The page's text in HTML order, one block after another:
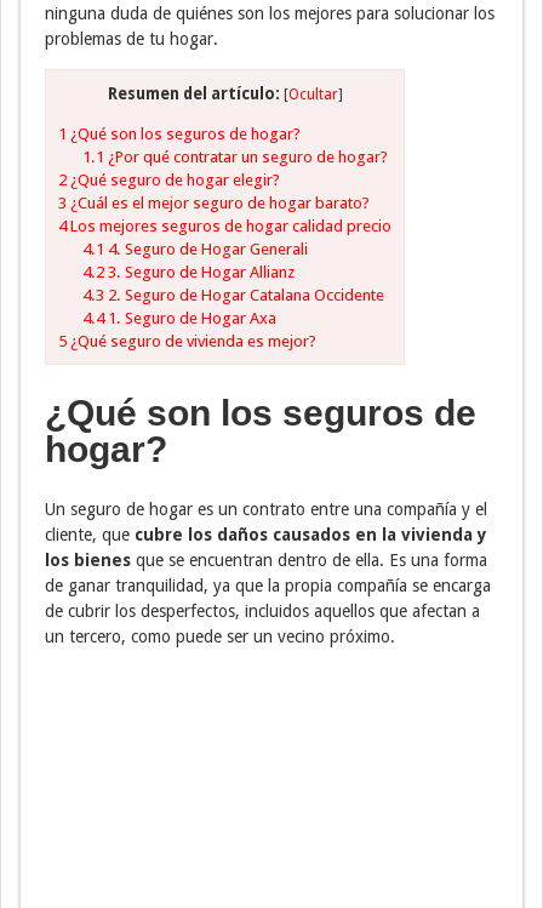
ninguna duda de quiénes son los mejores para solucionar los
problemas de tu hogar.
Resumen del artículo: [Ocultar]
1 ¿Qué son los seguros de hogar?
1.1 ¿Por qué contratar un seguro de hogar?
2 ¿Qué seguro de hogar elegir?
3 ¿Cuál es el mejor seguro de hogar barato?
4Los mejores seguros de hogar calidad precio
4.1 4. Seguro de Hogar Generali
4.23. Seguro de Hogar Allianz
4.3 2. Seguro de Hogar Catalana Occidente
4.41. Seguro de Hogar Axa
5 ¿Qué seguro de vivienda es mejor?
¿Qué son los seguros de
hogar?
Un seguro de hogar es un contrato entre una compañía y el
cliente, que cubre los daños causados en la vivienda y
los bienes que se encuentran dentro de ella. Es una forma
de ganar tranquilidad, ya que la propia compañía se encarga
de cubrir los desperfectos, incluidos aquellos que afectan a
un tercero, como puede ser un vecino próximo.